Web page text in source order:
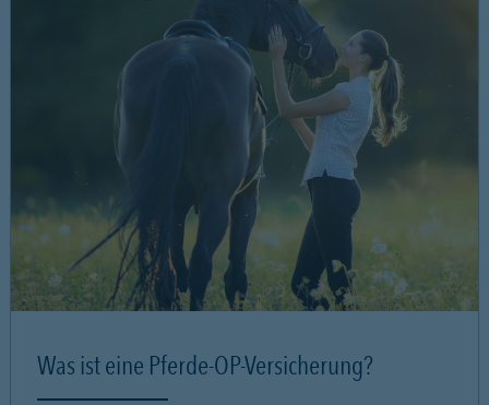
Was ist eine Pferde-OP-Versicherung?